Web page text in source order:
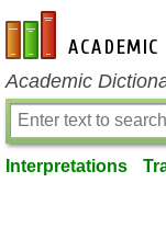
en-academic.com
Academic
Interpretations